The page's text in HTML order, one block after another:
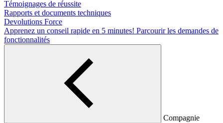
Témoignages de réussite
Rapports et documents techniques
Devolutions Force
Apprenez un conseil rapide en 5 minutes! Parcourir les demandes de
fonctionnalités
Compagnie